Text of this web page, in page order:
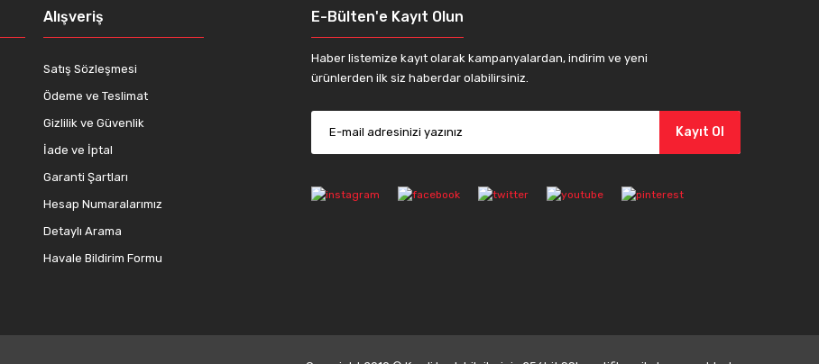
Alışveriş
Satış Sözleşmesi
Ödeme ve Teslimat
Gizlilik ve Güvenlik
İade ve İptal
Garanti Şartları
Hesap Numaralarımız
Detaylı Arama
Havale Bildirim Formu
E-Bülten'e Kayıt Olun
Haber listemize kayıt olarak kampanyalardan, indirim ve yeni
ürünlerden ilk siz haberdar olabilirsiniz.
Kayıt Ol